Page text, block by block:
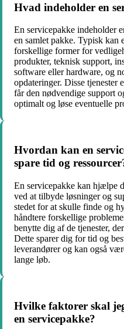
Hvad indeholder en
En servicepakke indeholder
en samlet pakke. Typisk kan
forskellige former for
produkter, teknisk support,
software eller hardware, og
opdateringer. Disse tjenester
får den nødvendige support
optimalt og løse eventuelle
Hvordan kan en
spare tid og
En servicepakke kan hjælpe
ved at tilbyde løsninger og
stedet for at skulle finde og
håndtere forskellige
benytte dig af de tjenester,
Dette sparer dig for tid og
leverandører og kan også
lange løb.
Hvilke faktorer skal
en servicepakke?